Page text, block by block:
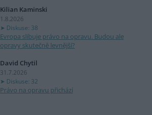
Kilian Kaminski
1.8.2026
Diskuse: 38
Evropa slibuje právo na opravu. Budou ale
opravy skutečně levnější?
David Chytil
31.7.2026
Diskuse: 32
Právo na opravu přichází